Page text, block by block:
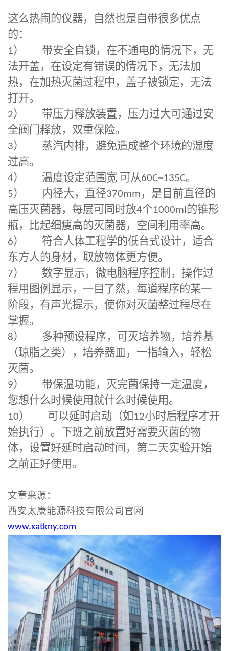
这么热闹的仪器，自然也是自带很多优点
的：
1）
带安全自锁，在不通电的情况下，无
法开盖，在设定有错误的情况下，无法加
热，在加热灭菌过程中，盖子被锁定，无法
打开。
2）
带压力释放装置，压力过大可通过安
全阀门释放，双重保险。
3）
蒸汽内排，避免造成整个环境的湿度
过高。
4） 温度设定范围宽 可从60C~135C。
5） 内径大，直径370mm，是目前直径的
高压灭菌器，每层可同时放4个1000ml 的锥形
瓶，比起细瘦高的灭菌器，空间利用率高。
6）
符合人体工程学的低台式设计，适合
东方人的身材，取放物体更方便。
7）
数字显示，微电脑程序控制，操作过
程用图例显示，一目了然，每道程序的某一
阶段，有声光提示，使你对灭菌整过程尽在
掌握。
8）
多种预设程序，可灭培养物，培养基
（琼脂之类），培养器皿，一指输入，轻松
灭菌。
9）
带保温功能，灭完菌保持一定温度，
您想什么时候使用就什么时候使用。
10） 可以延时启动（如 12小时后程序才开
始执行）。下班之前放置好需要灭菌的物
体，设置好延时启动时间，第二天实验开始
之前正好使用。
文章来源：
西安太康能源科技有限公司官网
www.xatkny.com